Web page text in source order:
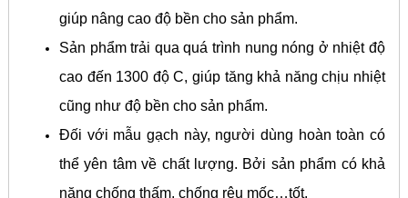
giúp nâng cao độ bền cho sản phẩm.
Sản phẩm trải qua quá trình nung nóng ở nhiệt độ
cao đến 1300 độ C, giúp tăng khả năng chịu nhiệt
cũng như độ bền cho sản phẩm.
Đối với mẫu gạch này, người dùng hoàn toàn có
thể yên tâm về chất lượng. Bởi sản phẩm có khả
năng chống thấm, chống rêu mốc…tốt.